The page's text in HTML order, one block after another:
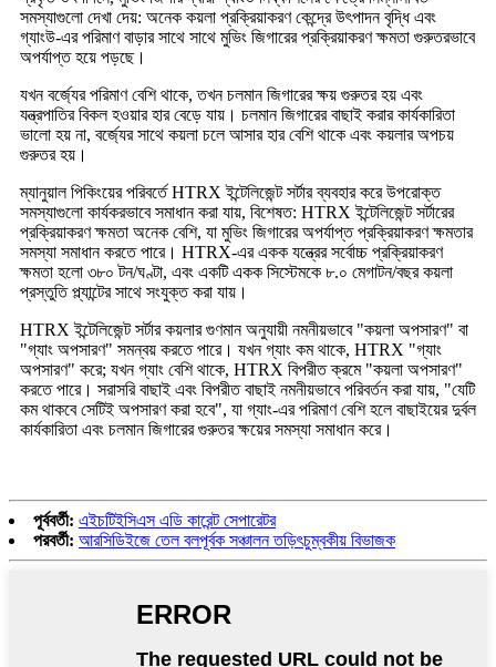
সমস্যাগুলো দেখা দেয়: অনেক কয়লা প্রক্রিয়াকরণ কেন্দ্রে উৎপাদন বৃদ্ধি এবং
গ্যাংউ-এর পরিমাণ বাড়ার সাথে সাথে মুভিং জিগারের প্রক্রিয়াকরণ ক্ষমতা গুরুতরভাবে
অপর্যাপ্ত হয়ে পড়ছে।
যখন বর্জ্যের পরিমাণ বেশি থাকে, তখন চলমান জিগারের ক্ষয় গুরুতর হয় এবং
যন্ত্রপাতির বিকল হওয়ার হার বেড়ে যায়। চলমান জিগারের বাছাই করার কার্যকারিতা
ভালো হয় না, বর্জ্যের সাথে কয়লা চলে আসার হার বেশি থাকে এবং কয়লার অপচয়
গুরুতর হয়।
ম্যানুয়াল পিকিংয়ের পরিবর্তে HTRX ইন্টেলিজেন্ট সর্টার ব্যবহার করে উপরোক্ত
সমস্যাগুলো কার্যকরভাবে সমাধান করা যায়, বিশেষত: HTRX ইন্টেলিজেন্ট সর্টারের
প্রক্রিয়াকরণ ক্ষমতা অনেক বেশি, যা মুভিং জিগারের অপর্যাপ্ত প্রক্রিয়াকরণ ক্ষমতার
সমস্যা সমাধান করতে পারে। HTRX-এর একক যন্ত্রের সর্বোচ্চ প্রক্রিয়াকরণ
ক্ষমতা হলো ৩৮০ টন/ঘণ্টা, এবং একটি একক সিস্টেমকে ৮.০ মেগাটন/বছর কয়লা
প্রস্তুতি প্ল্যান্টের সাথে সংযুক্ত করা যায়।
HTRX ইন্টেলিজেন্ট সর্টার কয়লার গুণমান অনুযায়ী নমনীয়ভাবে "কয়লা অপসারণ" বা
"গ্যাং অপসারণ" সমন্বয় করতে পারে। যখন গ্যাং কম থাকে, HTRX "গ্যাং
অপসারণ" করে; যখন গ্যাং বেশি থাকে, HTRX বিপরীত ক্রমে "কয়লা অপসারণ"
করতে পারে। সরাসরি বাছাই এবং বিপরীত বাছাই নমনীয়ভাবে পরিবর্তন করা যায়, "যেটি
কম থাকবে সেটিই অপসারণ করা হবে", যা গ্যাং-এর পরিমাণ বেশি হলে বাছাইয়ের দুর্বল
কার্যকারিতা এবং চলমান জিগারের গুরুতর ক্ষয়ের সমস্যা সমাধান করে।
পূর্ববর্তী: এইচটিইসিএস এডি কারেন্ট সেপারেটর
পরবর্তী: আরসিডিইজে তেল বলপূর্বক সঞ্চালন তড়িৎচুম্বকীয় বিভাজক